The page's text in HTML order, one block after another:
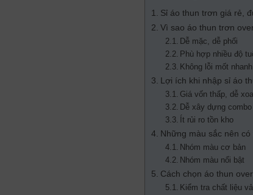
Sỉ áo thun trơn giá rẻ,
Vì sao áo thun trơn
Dễ mặc, dễ phối
Phù hợp nhiều độ
Không lỗi mốt nhanh
Lợi ích khi nhập sỉ áo
Giá vốn thấp, dễ
Dễ xây dựng
Ít rủi ro tồn kho
Những màu sắc nên
Nhóm màu cơ bản
Nhóm màu nổi bật
Cách chọn áo thun
Kiểm tra chất liệu